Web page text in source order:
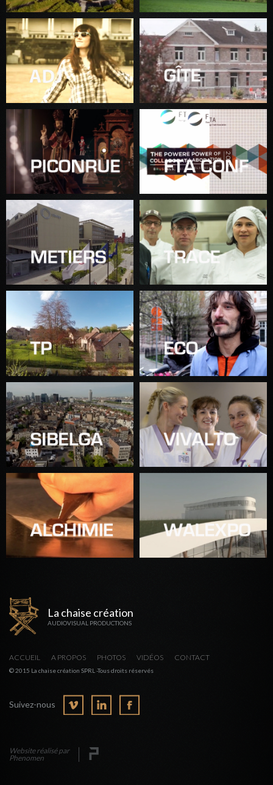
La chaise création
AUDIOVISUAL PRODUCTIONS
ACCUEIL A PROPOS PHOTOS VIDÉOS CONTACT
© 2015 La chaise création SPRL -Tous droits réservés
Suivez-nous
Website réalisé par
Phenomen